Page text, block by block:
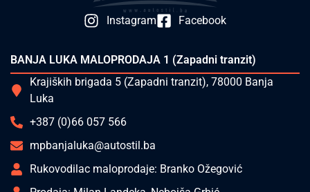
Instagram Facebook
BANJA LUKA MALOPRODAJA 1 (Zapadni tranzit)
Krajiških brigada 5 (Zapadni tranzit), 78000 Banja
Luka
+387 (0)66 057 566
mpbanjaluka@autostil.ba
Rukovodilac maloprodaje: Branko Ožegović